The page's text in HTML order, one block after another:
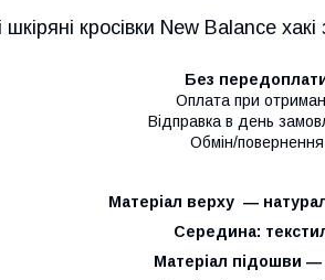
шкіряні кросівки New Balance
Без
Оплата при
Відправка в день
Обмін/повернення
Матеріал верху ―
Середина:
Матеріал підошви